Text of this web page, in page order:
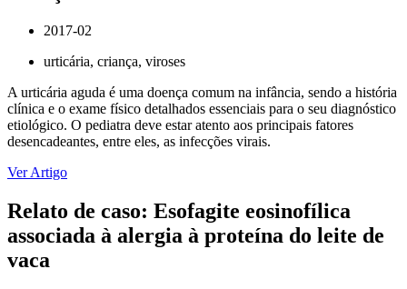
2017-02
urticária, criança, viroses
A urticária aguda é uma doença comum na infância, sendo a história
clínica e o exame físico detalhados essenciais para o seu diagnóstico
etiológico. O pediatra deve estar atento aos principais fatores
desencadeantes, entre eles, as infecções virais.
Ver Artigo
Relato de caso: Esofagite eosinofílica
associada à alergia à proteína do leite de
vaca